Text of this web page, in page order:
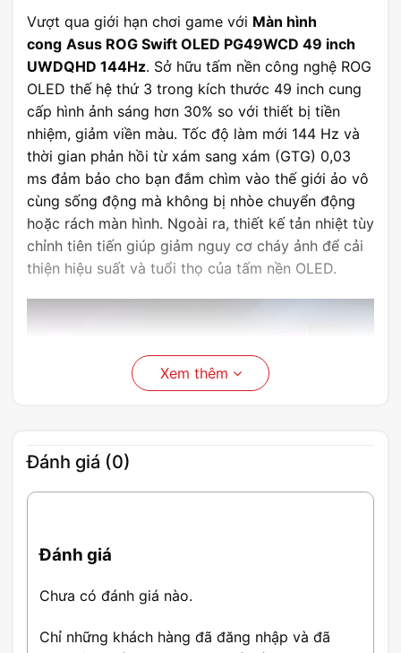
Vượt qua giới hạn chơi game với Màn hình
cong Asus ROG Swift OLED PG49WCD 49 inch
UWDQHD 144Hz. Sở hữu tấm nền công nghệ ROG
OLED thế hệ thứ 3 trong kích thước 49 inch cung
cấp hình ảnh sáng hơn 30% so với thiết bị tiền
nhiệm, giảm viền màu. Tốc độ làm mới 144 Hz và
thời gian phản hồi từ xám sang xám (GTG) 0,03
ms đảm bảo cho bạn đắm chìm vào thế giới ảo vô
cùng sống động mà không bị nhòe chuyển động
hoặc rách màn hình. Ngoài ra, thiết kế tản nhiệt tùy
chỉnh tiên tiến giúp giảm nguy cơ cháy ảnh để cải
thiện hiệu suất và tuổi thọ của tấm nền OLED.
GAME MƯỢT MÀ VÀ HÌNH ẢNH
game mượt mà và nhạy bén trên tấm nền cong
Xem thêm
Đánh giá (0)
Đánh giá
Chưa có đánh giá nào.
Chỉ những khách hàng đã đăng nhập và đã